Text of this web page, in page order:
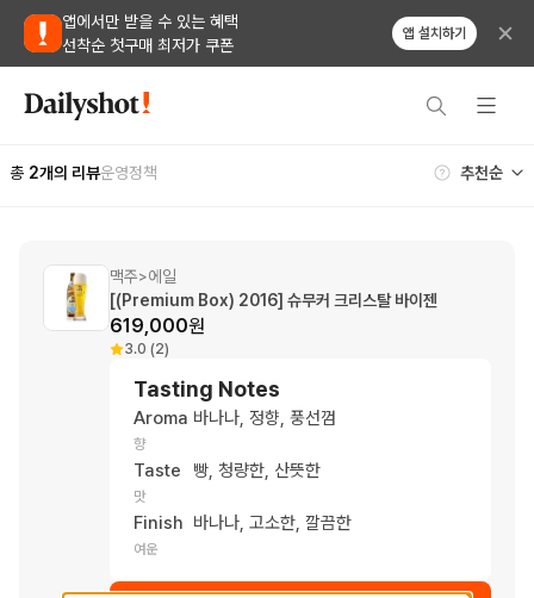
앱에서만 받을 수 있는 혜택
선착순 첫구매 최저가 쿠폰
앱 설치하기
총 2개의 리뷰운영정책
맥주>에일
[(Premium Box) 2016] 슈무커 크리스탈 바이젠
619,000원
3.0 (2)
Tasting Notes
Aroma
향
바나나, 정향, 풍선껌
Taste
맛
빵, 청량한, 산뜻한
Finish
여운
바나나, 고소한, 깔끔한